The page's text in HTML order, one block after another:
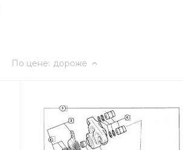
По цене: дороже